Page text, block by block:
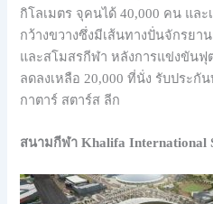
กิโลเมตร จุคนได้ 40,000 คน แล
กว้างขวางซึ่งมีเส้นทางปั่นจักรย
และสโมสรกีฬา หลังการแข่งขัน
ลดลงเหลือ 20,000 ที่นั่ง รับประกั
กาตาร์ สตาร์ส ลีก
สนามกีฬา Khalifa International